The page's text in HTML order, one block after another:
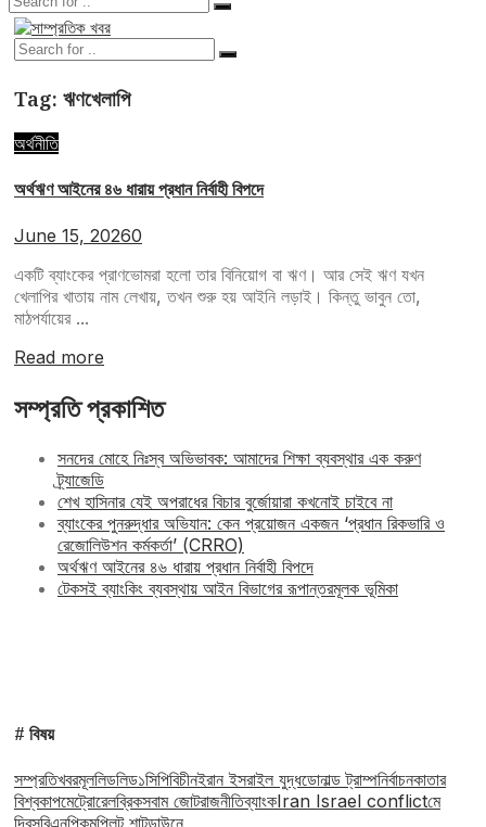
Tag: ঋণখেলাপি
অর্থনীতি
অর্থঋণ আইনের ৪৬ ধারায় প্রধান নির্বাহী বিপদে
June 15, 20260
একটি ব্যাংকের প্রাণভোমরা হলো তার বিনিয়োগ বা ঋণ। আর সেই ঋণ যখন
খেলাপির খাতায় নাম লেখায়, তখন শুরু হয় আইনি লড়াই। কিন্তু ভাবুন তো,
মাঠপর্যায়ের ...
Read more
সম্প্রতি প্রকাশিত
সনদের মোহে নিঃস্ব অভিভাবক: আমাদের শিক্ষা ব্যবস্থার এক করুণ
ট্র্যাজেডি
শেখ হাসিনার যেই অপরাধের বিচার বুর্জোয়ারা কখনোই চাইবে না
ব্যাংকের পুনরুদ্ধার অভিযান: কেন প্রয়োজন একজন ‘প্রধান রিকভারি ও
রেজোলিউশন কর্মকর্তা’ (CRRO)
অর্থঋণ আইনের ৪৬ ধারায় প্রধান নির্বাহী বিপদে
টেকসই ব্যাংকিং ব্যবস্থায় আইন বিভাগের রূপান্তরমূলক ভূমিকা
# বিষয়
সম্প্রতিখবরমূললিডলিড১সিপিবিচীনইরান ইসরাইল যুদ্ধডোনাল্ড ট্রাম্পনির্বাচনকাতার
বিশ্বকাপমেট্রোরেলব্রিকসবাম জোটরাজনীতিব্যাংকIran Israel conflictমে